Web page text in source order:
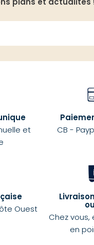
et
CB -
Ouest
Chez
en